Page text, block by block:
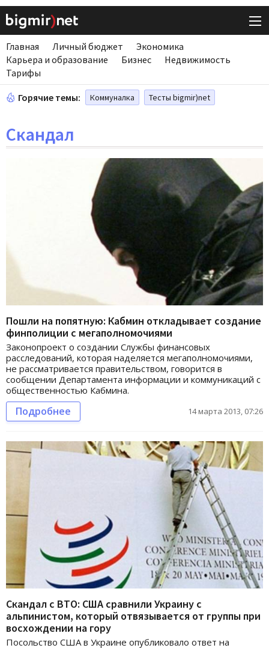
Главная Личный бюджет
Экономика
Карьера и образование
Бизнес
Недвижимость
Тарифы
Горячие темы: Коммуналка Тесты bigmir)net
Скандал
Пошли на попятную: Кабмин откладывает создание
финполиции с мегаполномочиями
Законопроект о создании Службы финансовых
расследований, которая наделяется мегаполномочиями,
не рассматривается правительством, говорится в
сообщении Департамента информации и коммуникаций с
общественностью Кабмина.
Подробнее 14 марта 2013, 07:26
Скандал с ВТО: США сравнили Украину с
альпинистом, который отвязывается от группы при
восхождении на гору
Посольство США в Украине опубликовало ответ на